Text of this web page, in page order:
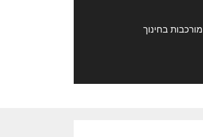
מורכבות בחינוך